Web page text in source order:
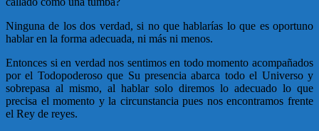
Ninguna de los dos verdad, si no que hablarías lo que es oportuno
hablar en la forma adecuada, ni más ni menos.
Entonces si en verdad nos sentimos en todo momento acompañados
por el Todopoderoso que Su presencia abarca todo el Universo y
sobrepasa al mismo, al hablar solo diremos lo adecuado lo que
precisa el momento y la circunstancia pues nos encontramos frente
el Rey de reyes.